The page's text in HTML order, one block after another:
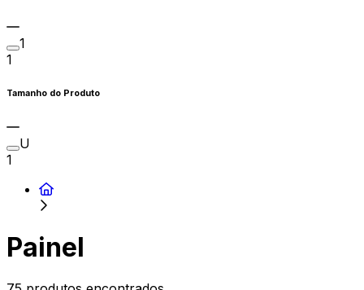
1
1
Tamanho do Produto
U
1
Painel